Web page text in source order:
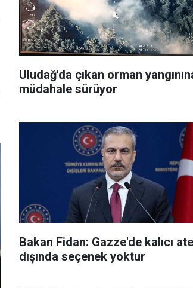
Uludağ'da çıkan orman
müdahale sürüyor
Bakan Fidan: Gazze'de kalıcı
dışında seçenek yoktur